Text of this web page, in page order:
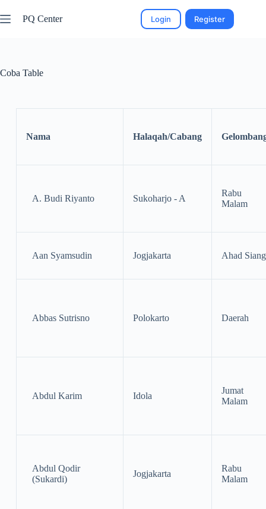
PQ Center Login Register
Coba Table
Nama Halaqah/Cabang
A. Budi Riyanto Sukoharjo - A
Rabu
Malam
Aan Syamsudin Jogjakarta Ahad Siang
Abbas Sutrisno Polokarto Daerah
Abdul Karim Idola
Jumat
Malam
Abdul Qodir
(Sukardi)
Jogjakarta
Rabu
Malam